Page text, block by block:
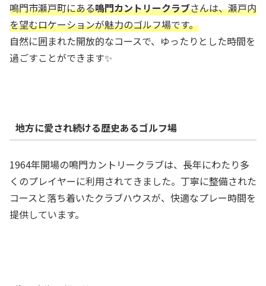
鳴門市瀬戸町にある鳴門カントリークラブさんは、瀬戸内
を望むロケーションが魅力のゴルフ場です。
自然に囲まれた開放的なコースで、ゆったりとした時間を
過ごすことができます✨
地方に愛され続ける歴史あるゴルフ場
1964年開場の鳴門カントリークラブは、長年にわたり多
くのプレイヤーに利用されてきました。丁寧に整備された
コースと落ち着いたクラブハウスが、快適なプレー時間を
提供しています。